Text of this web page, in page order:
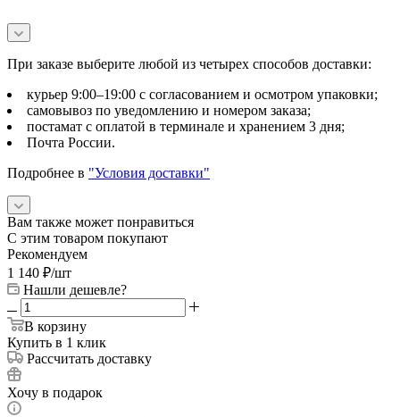
При заказе выберите любой из четырех способов доставки:
курьер 9:00–19:00 с согласованием и осмотром упаковки;
самовывоз по уведомлению и номером заказа;
постамат с оплатой в терминале и хранением 3 дня;
Почта России.
Подробнее в "Условия доставки"
Вам также может понравиться
С этим товаром покупают
Рекомендуем
1 140 ₽/шт
Нашли дешевле?
В корзину
Купить в 1 клик
Рассчитать доставку
Хочу в подарок